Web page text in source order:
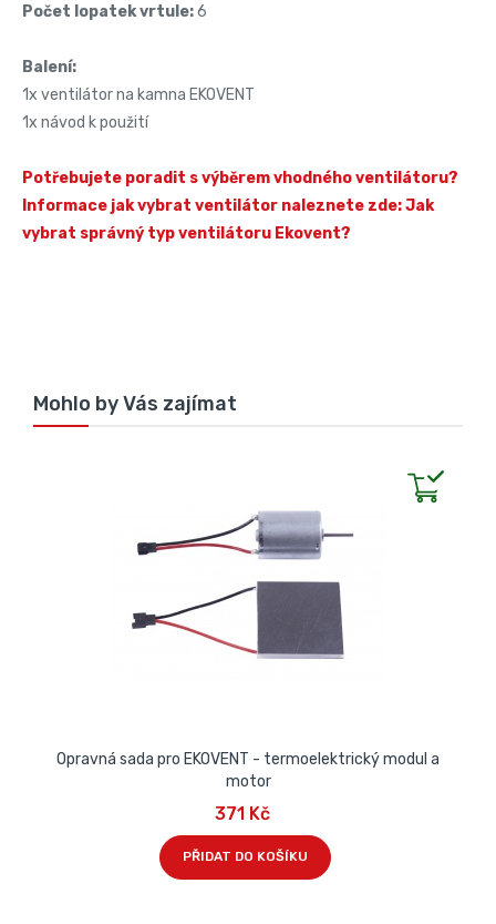
Počet lopatek vrtule:6
Balení:
1x ventilátor na kamna EKOVENT
1x návod k použití
Potřebujete poradit s výběrem vhodného ventilátoru?
Informace jak vybrat ventilátor naleznete zde: Jak
vybrat správný typ ventilátoru Ekovent?
Mohlo by Vás zajímat
Opravná sada pro EKOVENT - termoelektrický modul a
motor
371 Kč
PŘIDAT DO KOŠÍKU